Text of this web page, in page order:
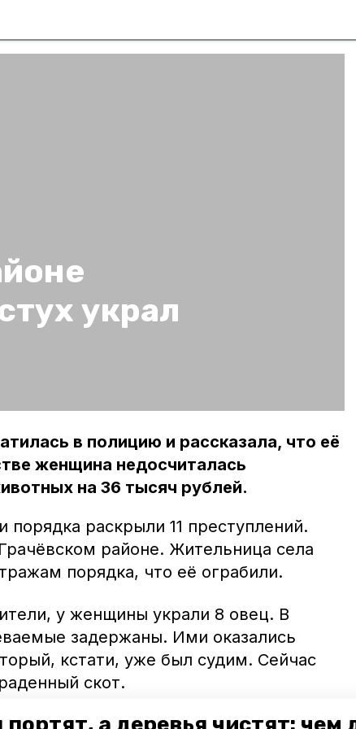
украл
в полицию и рассказала, что её
женщина недосчиталась
на 36 тысяч рублей.
раскрыли 11 преступлений.
районе. Жительница села
порядка, что её ограбили.
у женщины украли 8 овец. В
задержаны. Ими оказались
кстати, уже был судим. Сейчас
скот.
раскрыли ещё одну кражу